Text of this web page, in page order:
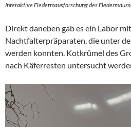
Interaktive Fledermausforschung des
Direkt daneben gab es ein Labor
Nachtfalterpräparaten, die unter
werden konnten. Kotkrümel des
nach Käferresten untersucht